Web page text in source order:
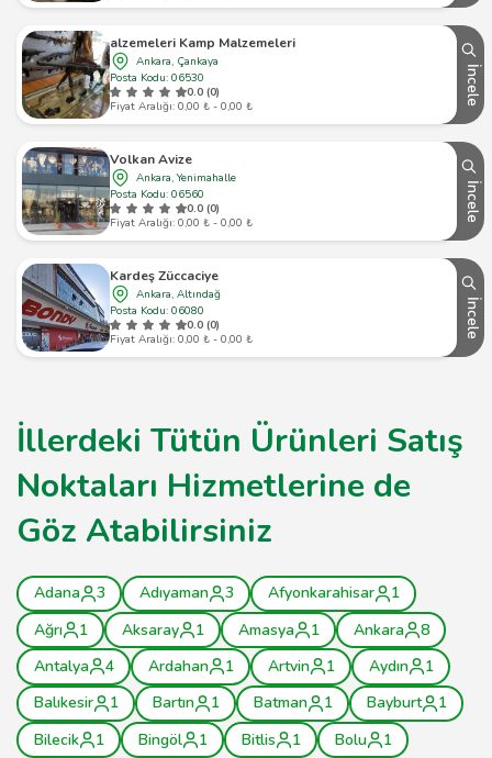
Av Malzemeleri Kamp Malzemeleri Tandoğan Mağazası
Ankara, Çankaya
Posta Kodu: 06530
0.0 (0)
Fiyat Aralığı: 0,00 ₺ - 0,00 ₺
İncele
Volkan Avize
Ankara, Yenimahalle
Posta Kodu: 06560
0.0 (0)
Fiyat Aralığı: 0,00 ₺ - 0,00 ₺
İncele
Kardeş Züccaciye
Ankara, Altındağ
Posta Kodu: 06080
0.0 (0)
Fiyat Aralığı: 0,00 ₺ - 0,00 ₺
İncele
İllerdeki Tütün Ürünleri Satış
Noktaları Hizmetlerine de
Göz Atabilirsiniz
Adana 3 Adıyaman 3 Afyonkarahisar
1
Ağrı
1 Aksaray 1 Amasya 1 Ankara
8
Antalya
4 Ardahan 1 Artvin 1 Aydın
1
Balıkesir
1 Bartın 1 Batman 1 Bayburt
1
Bilecik
1 Bingöl 1 Bitlis 1 Bolu 1